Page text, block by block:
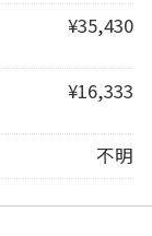
¥35,430
¥16,333
不明